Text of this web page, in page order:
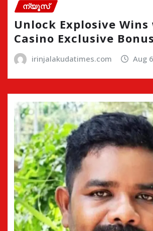
ന്യൂസ്
Unlock Explosive
Casino Exclusive
irinjalakudatimes.com Aug